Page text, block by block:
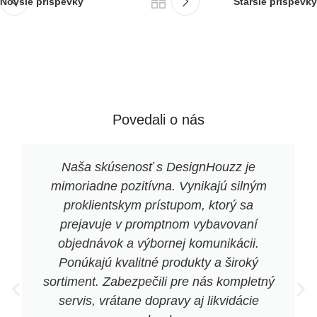
Povedali o nás
Naša skúsenosť s DesignHouzz je
mimoriadne pozitívna. Vynikajú silným
proklientskym prístupom, ktorý sa
prejavuje v promptnom vybavovaní
objednávok a výbornej komunikácii.
Ponúkajú kvalitné produkty a široký
sortiment. Zabezpečili pre nás kompletný
servis, vrátane dopravy aj likvidácie